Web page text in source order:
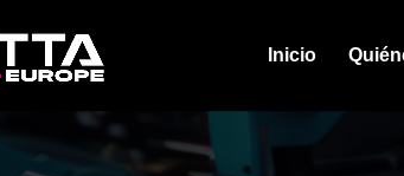
Inicio